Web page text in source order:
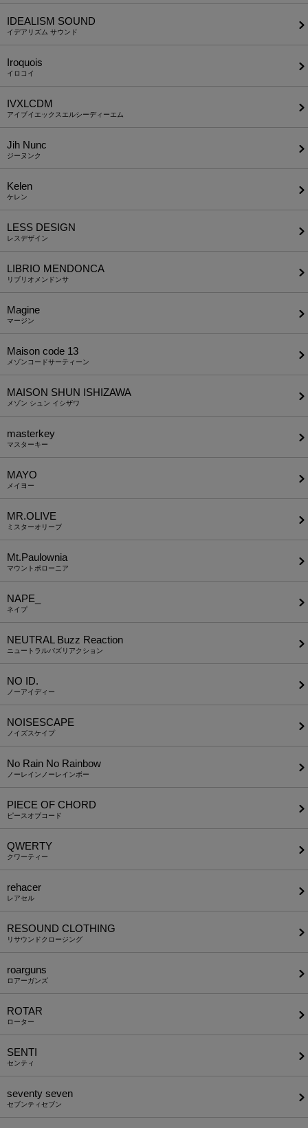
IDEALISM SOUND
イデアリズム サウンド
Iroquois
イロコイ
IVXLCDM
アイブイエックスエルシーディーエム
Jih Nunc
ジーヌンク
Kelen
ケレン
LESS DESIGN
レスデザイン
LIBRIO MENDONCA
リブリオメンドンサ
Magine
マージン
Maison code 13
メゾンコードサーティーン
MAISON SHUN ISHIZAWA
メゾン シュン イシザワ
masterkey
マスターキー
MAYO
メイヨー
MR.OLIVE
ミスターオリーブ
Mt.Paulownia
マウントポローニア
NAPE_
ネイプ
NEUTRAL Buzz Reaction
ニュートラルバズリアクション
NO ID.
ノーアイディー
NOISESCAPE
ノイズスケイプ
No Rain No Rainbow
ノーレインノーレインボー
PIECE OF CHORD
ピースオブコード
QWERTY
クワーティー
rehacer
レアセル
RESOUND CLOTHING
リサウンドクロージング
roarguns
ロアーガンズ
ROTAR
ローター
SENTI
センティ
seventy seven
セブンティセブン